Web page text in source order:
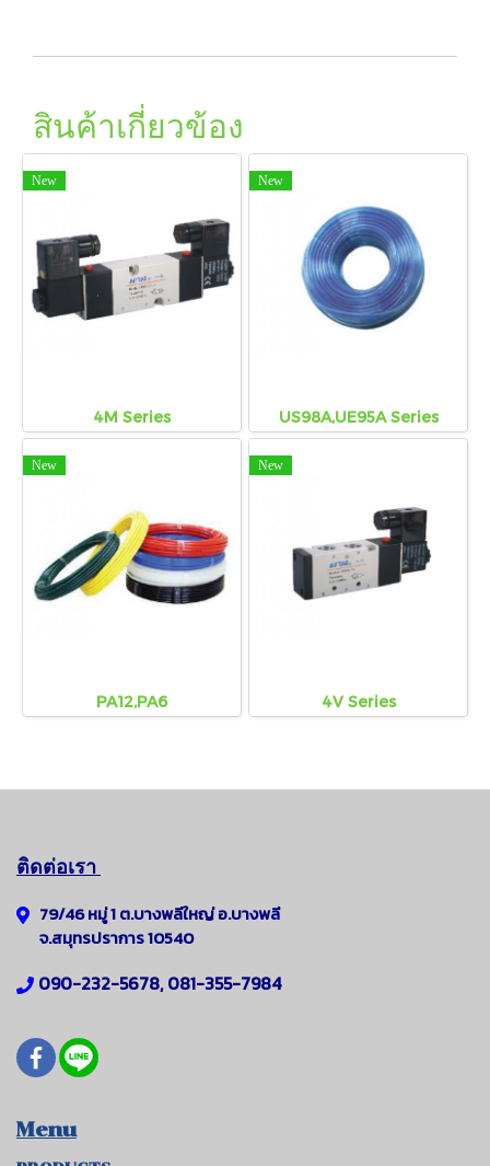
สินค้าเกี่ยวข้อง
New
4M Series
New
US98A,UE95A Series
New
PA12,PA6
New
4V Series
ติดต่อเรา
79/46 หมู่ 1 ต.บางพลีใหญ่อ.บางพลี
จ.สมุทรปราการ 10540
090-232-5678, 081-355-7984
Menu